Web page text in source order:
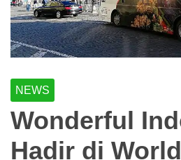
NEWS
Wonderful
Hadir di